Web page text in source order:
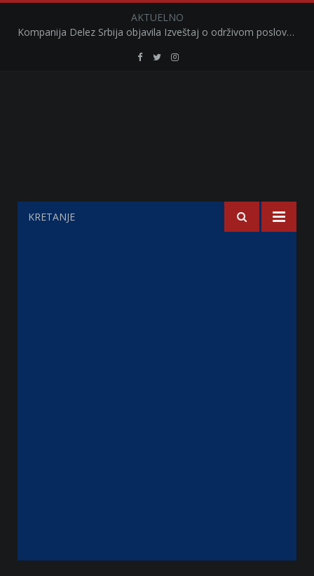
AKTUELNO
Kompanija Delez Srbija objavila Izveštaj o održivom poslovanju za 2025. godinu Briga o zajednici kroz program „Hrana za sve“ i edukaciju učenika
RetailRetailRetail
KRETANJE